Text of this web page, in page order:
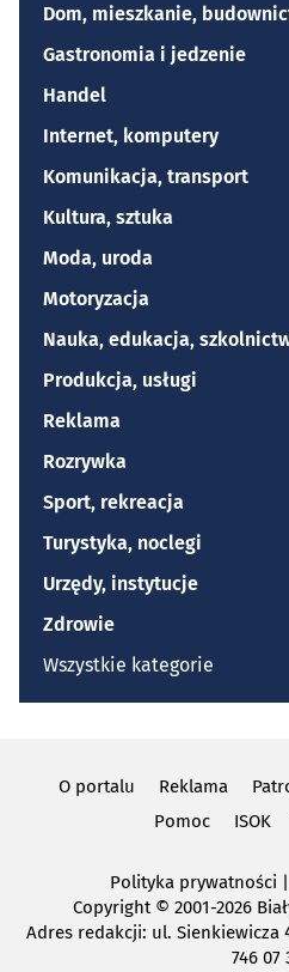
Dom, mieszkanie,
Gastronomia i jedzenie
Handel
Internet, komputery
Komunikacja, transport
Kultura, sztuka
Moda, uroda
Motoryzacja
Nauka, edukacja,
Produkcja, usługi
Reklama
Rozrywka
Sport, rekreacja
Turystyka, noclegi
Urzędy, instytucje
Zdrowie
Wszystkie kategorie
O portalu Reklama
Pomoc
ISOK
Polityka prywatności |
Copyright © 2001-2026
Adres redakcji: ul. Sienkiewicza
746 07